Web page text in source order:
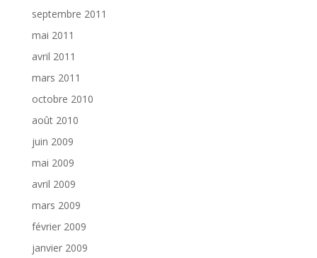
septembre 2011
mai 2011
avril 2011
mars 2011
octobre 2010
août 2010
juin 2009
mai 2009
avril 2009
mars 2009
février 2009
janvier 2009